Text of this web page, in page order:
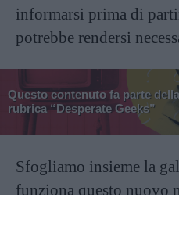
informarsi prima di
potrebbe rendersi
Questo contenuto fa parte della
rubrica “Desperate Geeks”
Sfogliamo insieme la
funziona questo nuovo